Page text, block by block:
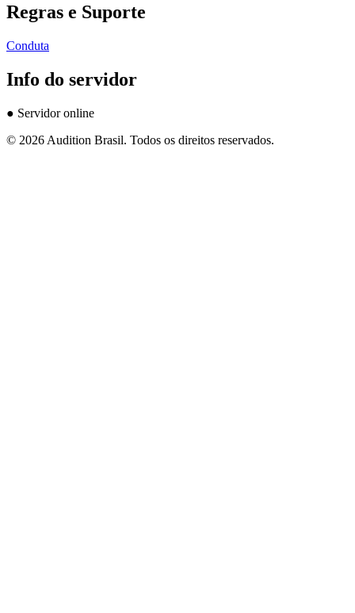
Regras e Suporte
Conduta
Info do servidor
● Servidor online
© 2026 Audition Brasil. Todos os direitos reservados.